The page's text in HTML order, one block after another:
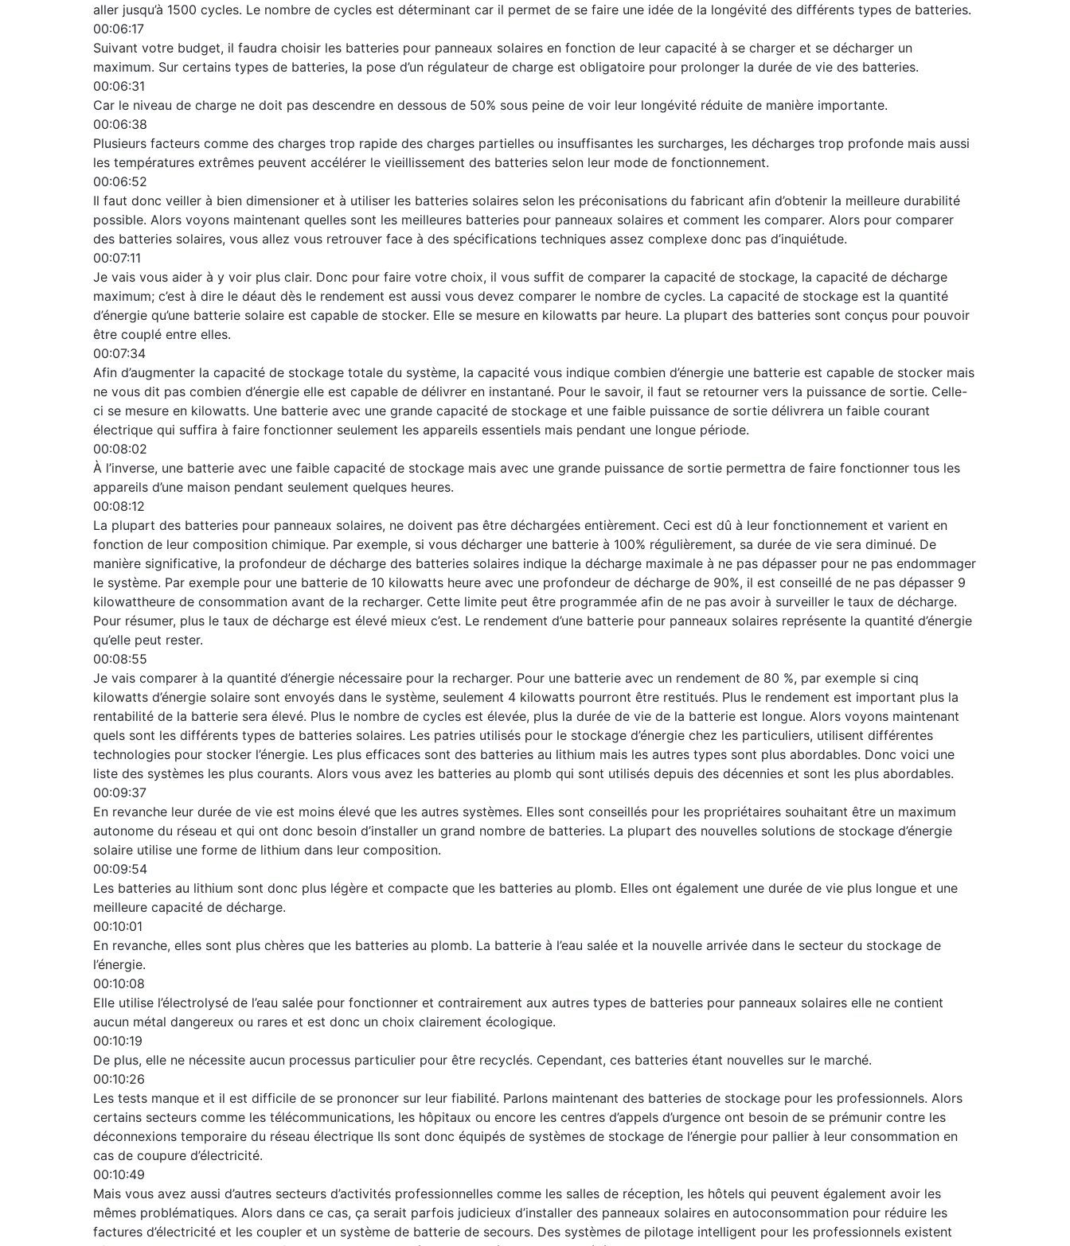
aller jusqu’à 1500 cycles. Le nombre de cycles est déterminant car il permet de se faire une idée de la longévité des différents types de batteries.
00:06:17
Suivant votre budget, il faudra choisir les batteries pour panneaux solaires en fonction de leur capacité à se charger et se décharger un
maximum. Sur certains types de batteries, la pose d’un régulateur de charge est obligatoire pour prolonger la durée de vie des batteries.
00:06:31
Car le niveau de charge ne doit pas descendre en dessous de 50% sous peine de voir leur longévité réduite de manière importante.
00:06:38
Plusieurs facteurs comme des charges trop rapide des charges partielles ou insuffisantes les surcharges, les décharges trop profonde mais aussi
les températures extrêmes peuvent accélérer le vieillissement des batteries selon leur mode de fonctionnement.
00:06:52
Il faut donc veiller à bien dimensioner et à utiliser les batteries solaires selon les préconisations du fabricant afin d’obtenir la meilleure durabilité
possible. Alors voyons maintenant quelles sont les meilleures batteries pour panneaux solaires et comment les comparer. Alors pour comparer
des batteries solaires, vous allez vous retrouver face à des spécifications techniques assez complexe donc pas d’inquiétude.
00:07:11
Je vais vous aider à y voir plus clair. Donc pour faire votre choix, il vous suffit de comparer la capacité de stockage, la capacité de décharge
maximum; c’est à dire le déaut dès le rendement est aussi vous devez comparer le nombre de cycles. La capacité de stockage est la quantité
d’énergie qu’une batterie solaire est capable de stocker. Elle se mesure en kilowatts par heure. La plupart des batteries sont conçus pour pouvoir
être couplé entre elles.
00:07:34
Afin d’augmenter la capacité de stockage totale du système, la capacité vous indique combien d’énergie une batterie est capable de stocker mais
ne vous dit pas combien d’énergie elle est capable de délivrer en instantané. Pour le savoir, il faut se retourner vers la puissance de sortie. Celle-
ci se mesure en kilowatts. Une batterie avec une grande capacité de stockage et une faible puissance de sortie délivrera un faible courant
électrique qui suffira à faire fonctionner seulement les appareils essentiels mais pendant une longue période.
00:08:02
À l’inverse, une batterie avec une faible capacité de stockage mais avec une grande puissance de sortie permettra de faire fonctionner tous les
appareils d’une maison pendant seulement quelques heures.
00:08:12
La plupart des batteries pour panneaux solaires, ne doivent pas être déchargées entièrement. Ceci est dû à leur fonctionnement et varient en
fonction de leur composition chimique. Par exemple, si vous décharger une batterie à 100% régulièrement, sa durée de vie sera diminué. De
manière significative, la profondeur de décharge des batteries solaires indique la décharge maximale à ne pas dépasser pour ne pas endommager
le système. Par exemple pour une batterie de 10 kilowatts heure avec une profondeur de décharge de 90%, il est conseillé de ne pas dépasser 9
kilowattheure de consommation avant de la recharger. Cette limite peut être programmée afin de ne pas avoir à surveiller le taux de décharge.
Pour résumer, plus le taux de décharge est élevé mieux c’est. Le rendement d’une batterie pour panneaux solaires représente la quantité d’énergie
qu’elle peut rester.
00:08:55
Je vais comparer à la quantité d’énergie nécessaire pour la recharger. Pour une batterie avec un rendement de 80 %, par exemple si cinq
kilowatts d’énergie solaire sont envoyés dans le système, seulement 4 kilowatts pourront être restitués. Plus le rendement est important plus la
rentabilité de la batterie sera élevé. Plus le nombre de cycles est élevée, plus la durée de vie de la batterie est longue. Alors voyons maintenant
quels sont les différents types de batteries solaires. Les patries utilisés pour le stockage d’énergie chez les particuliers, utilisent différentes
technologies pour stocker l’énergie. Les plus efficaces sont des batteries au lithium mais les autres types sont plus abordables. Donc voici une
liste des systèmes les plus courants. Alors vous avez les batteries au plomb qui sont utilisés depuis des décennies et sont les plus abordables.
00:09:37
En revanche leur durée de vie est moins élevé que les autres systèmes. Elles sont conseillés pour les propriétaires souhaitant être un maximum
autonome du réseau et qui ont donc besoin d’installer un grand nombre de batteries. La plupart des nouvelles solutions de stockage d’énergie
solaire utilise une forme de lithium dans leur composition.
00:09:54
Les batteries au lithium sont donc plus légère et compacte que les batteries au plomb. Elles ont également une durée de vie plus longue et une
meilleure capacité de décharge.
00:10:01
En revanche, elles sont plus chères que les batteries au plomb. La batterie à l’eau salée et la nouvelle arrivée dans le secteur du stockage de
l’énergie.
00:10:08
Elle utilise l’électrolysé de l’eau salée pour fonctionner et contrairement aux autres types de batteries pour panneaux solaires elle ne contient
aucun métal dangereux ou rares et est donc un choix clairement écologique.
00:10:19
De plus, elle ne nécessite aucun processus particulier pour être recyclés. Cependant, ces batteries étant nouvelles sur le marché.
00:10:26
Les tests manque et il est difficile de se prononcer sur leur fiabilité. Parlons maintenant des batteries de stockage pour les professionnels. Alors
certains secteurs comme les télécommunications, les hôpitaux ou encore les centres d’appels d’urgence ont besoin de se prémunir contre les
déconnexions temporaire du réseau électrique Ils sont donc équipés de systèmes de stockage de l’énergie pour pallier à leur consommation en
cas de coupure d’électricité.
00:10:49
Mais vous avez aussi d’autres secteurs d’activités professionnelles comme les salles de réception, les hôtels qui peuvent également avoir les
mêmes problématiques. Alors dans ce cas, ça serait parfois judicieux d’installer des panneaux solaires en autoconsommation pour réduire les
factures d’électricité et les coupler et un système de batterie de secours. Des systèmes de pilotage intelligent pour les professionnels existent